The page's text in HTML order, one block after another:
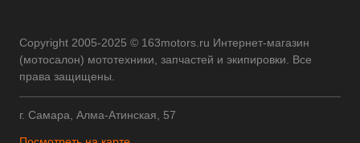
Copyright 2005-2025 © 163motors.ru Интернет-магазин
(мотосалон) мототехники, запчастей и экипировки. Все
права защищены.
г. Самара, Алма-Атинская, 57